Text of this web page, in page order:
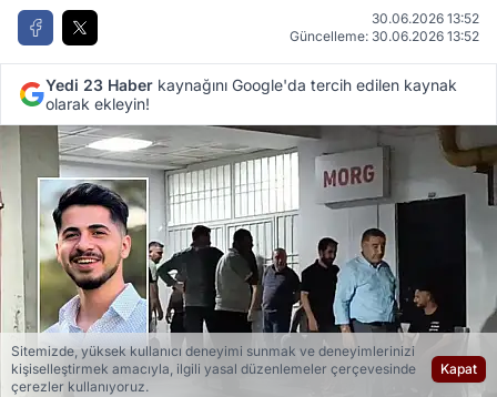
30.06.2026 13:52
Güncelleme: 30.06.2026 13:52
Yedi 23 Haber kaynağını Google'da tercih edilen kaynak
olarak ekleyin!
Sitemizde, yüksek kullanıcı deneyimi sunmak ve deneyimlerinizi
kişiselleştirmek amacıyla, ilgili yasal düzenlemeler çerçevesinde
çerezler kullanıyoruz.
Kapat